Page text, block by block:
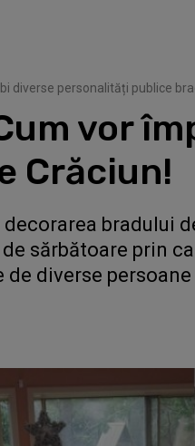
diverse personalități publice
vor
Crăciun!
bradului
sărbătoare prin
diverse